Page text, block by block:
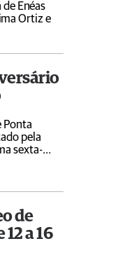
de Enéas
Ortiz e
Ponta
pela
sexta-
de
a 16